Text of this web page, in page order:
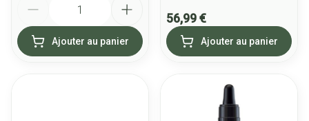
Ajouter au panier
56,99 €
Ajouter au panier